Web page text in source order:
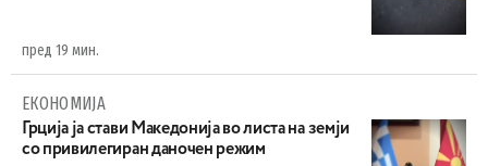
пред 19 мин.
ЕКОНОМИЈА
Грција ја стави Македонија во листа на земји
со привилегиран даночен режим